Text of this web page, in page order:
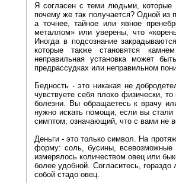
Я согласен с теми людьми, которые
почему же так получается? Одной из
а точнее, тайное или явное
металлом» или уверены, что
Иногда в подсознание
которые также становятся
неправильная установка может
предрассудках или неправильном
Бедность - это никакая не
чувствуете себя плохо физически,
болезни. Вы обращаетесь к врачу
нужно искать помощи, если вы стали
симптом, означающий, что с вами не
Деньги - это только символ. На
форму: соль, бусины, всевозможные
измерялось количеством овец или
более удобной. Согласитесь,
собой стадо овец.